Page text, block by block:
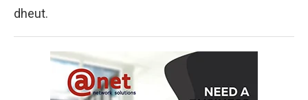
dheut.